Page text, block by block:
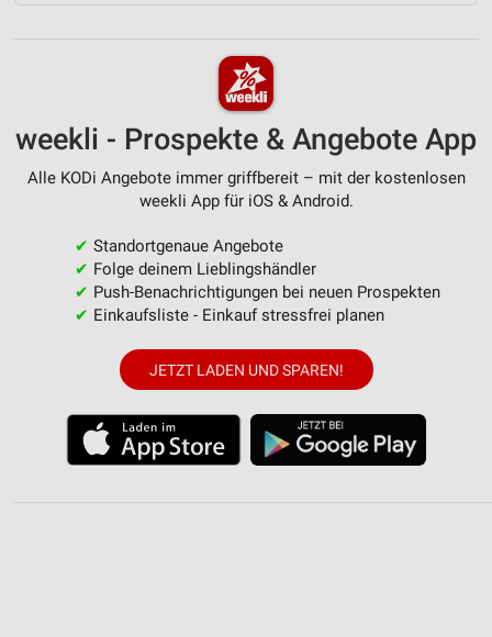
weekli - Prospekte & Angebote App
Alle KODi Angebote immer griffbereit – mit der kostenlosen
weekli App für iOS & Android.
✔ Standortgenaue Angebote
✔ Folge deinem Lieblingshändler
✔ Push-Benachrichtigungen bei neuen Prospekten
✔ Einkaufsliste - Einkauf stressfrei planen
JETZT LADEN UND SPAREN!